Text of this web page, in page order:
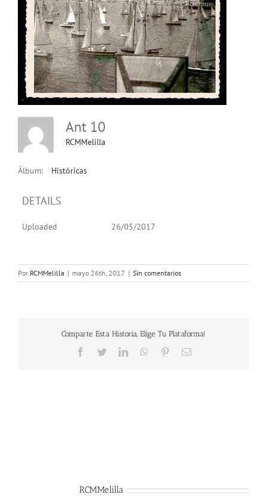
Ant 10
RCMMelilla
Álbum: Históricas
DETAILS
Uploaded 26/05/2017
Por RCMMelilla | mayo 26th, 2017 | Sin comentarios
Comparte Esta Historia, Elige Tu Plataforma!
Facebook
TwitterLinkedInWhatsApp
PinterestCorreo
RCMMelilla